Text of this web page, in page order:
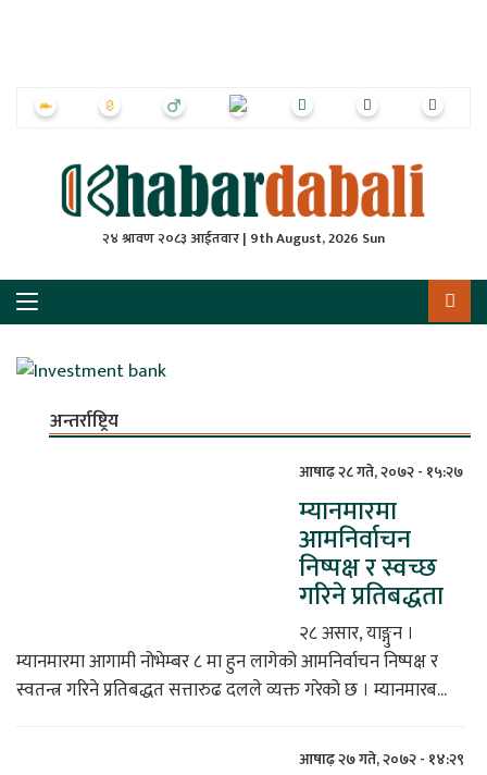
२४ श्रावण २०८३ आईतवार | 9th August, 2026 Sun
अन्तर्राष्ट्रिय
आषाढ़ २८ गते, २०७२ - १५:२७
म्यानमारमा
आमनिर्वाचन
निष्पक्ष र स्वच्छ
गरिने प्रतिबद्धता
२८ असार, याङ्गुन ।
म्यानमारमा आगामी नोभेम्बर ८ मा हुन लागेको आमनिर्वाचन निष्पक्ष र
स्वतन्त्र गरिने प्रतिबद्धत सत्तारुढ दलले व्यक्त गरेको छ । म्यानमारब...
आषाढ़ २७ गते, २०७२ - १४:२९